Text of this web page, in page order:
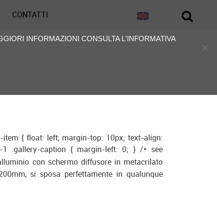
CONTATTI
{ float: left; margin-top: 10px; text-align:
.gallery-caption { margin-left: 0; } /* see
con schermo diffusore in metacrilato
si sposa perfettamente in qualunque
INFORMAZIONI CONSULTA L'INFORMATIVA